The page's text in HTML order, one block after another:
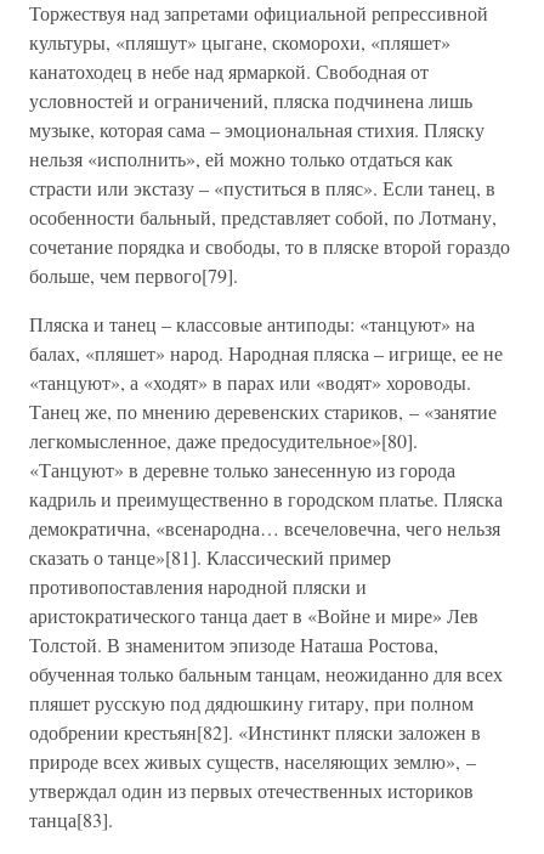
Торжествуя над запретами официальной репрессивной
культуры, «пляшут» цыгане, скоморохи, «пляшет»
канатоходец в небе над ярмаркой. Свободная от
условностей и ограничений, пляска подчинена лишь
музыке, которая сама – эмоциональная стихия. Пляску
нельзя «исполнить», ей можно только отдаться как
страсти или экстазу – «пуститься в пляс». Если танец, в
особенности бальный, представляет собой, по Лотману,
сочетание порядка и свободы, то в пляске второй гораздо
больше, чем первого[79].
Пляска и танец – классовые антиподы: «танцуют» на
балах, «пляшет» народ. Народная пляска – игрище, ее не
«танцуют», а «ходят» в парах или «водят» хороводы.
Танец же, по мнению деревенских стариков, – «занятие
легкомысленное, даже предосудительное»[80].
«Танцуют» в деревне только занесенную из города
кадриль и преимущественно в городском платье. Пляска
демократична, «всенародна… всечеловечна, чего нельзя
сказать о танце»[81]. Классический пример
противопоставления народной пляски и
аристократического танца дает в «Войне и мире» Лев
Толстой. В знаменитом эпизоде Наташа Ростова,
обученная только бальным танцам, неожиданно для всех
пляшет русскую под дядюшкину гитару, при полном
одобрении крестьян[82]. «Инстинкт пляски заложен в
природе всех живых существ, населяющих землю», –
утверждал один из первых отечественных историков
танца[83].